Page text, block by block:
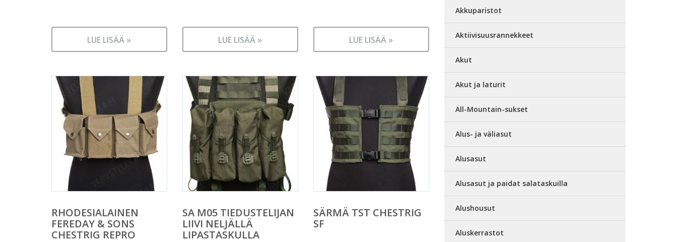
LUE LISÄÄ » LUE LISÄÄ » LUE LISÄÄ »
RHODESIALAINEN
FEREDAY & SONS
CHESTRIG REPRO
SA M05 TIEDUSTELIJAN
LIIVI NELJÄLLÄ
LIPASTASKULLA
SÄRMÄ TST CHESTRIG
SF
Akkuparistot
Aktiivisuusrannekkeet
Akut
Akut ja laturit
All-Mountain-sukset
Alus- ja väliasut
Alusasut
Alusasut ja paidat salataskuilla
Alushousut
Aluskerrastot